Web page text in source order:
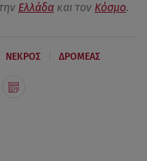
Ελλάδα και τον Κόσμο.
ΝΕΚΡΟΣ ΔΡΟΜΕΑΣ